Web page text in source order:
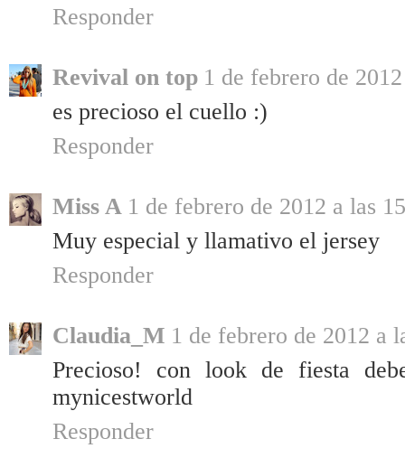
Responder
Revival on top 1 de febrero de
es precioso el cuello :)
Responder
Miss A 1 de febrero de 2012 a las
Muy especial y llamativo el jersey
Responder
Claudia_M 1 de febrero de 2012 a
Precioso! con look de fiesta
mynicestworld
Responder